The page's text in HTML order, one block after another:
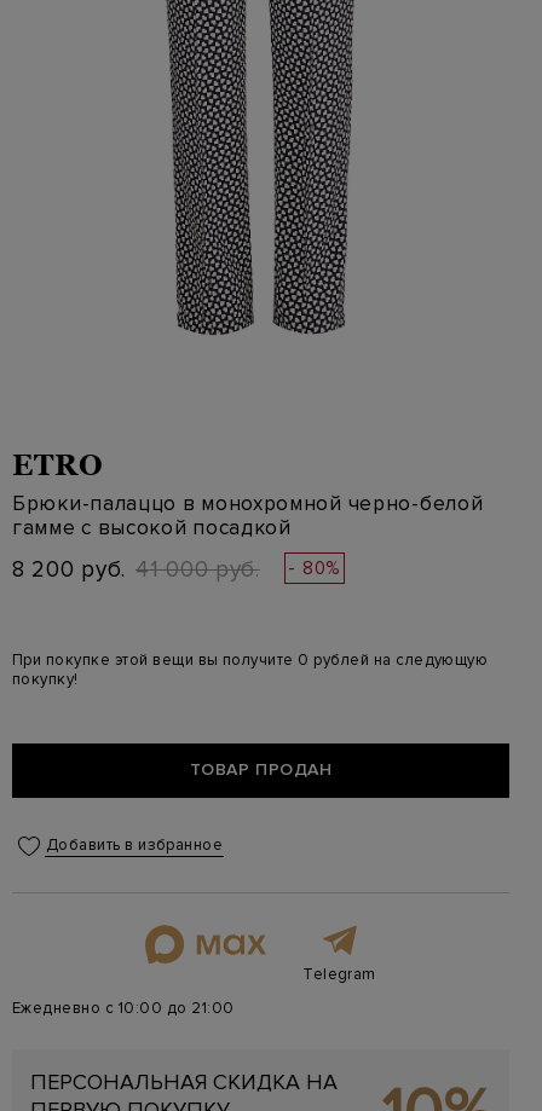
ETRO
Брюки-палаццо в монохромной черно-белой
гамме с высокой посадкой
8 200 руб. 41 000 руб. - 80%
При покупке этой вещи вы получите 0 рублей на следующую
покупку!
ТОВАР ПРОДАН
Добавить в избранное
Telegram
Ежедневно с 10:00 до 21:00
ПЕРСОНАЛЬНАЯ СКИДКА НА